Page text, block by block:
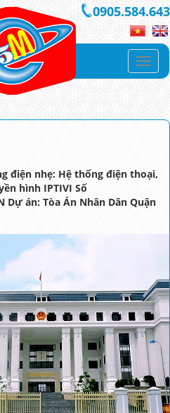
0905.584.643
điện nhẹ: Hệ thống điện thoại,
hình IPTIVI Số
Dự án: Tòa Án Nhân Dân Quận